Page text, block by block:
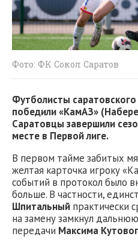
Фото: ФК Сокол Саратов
Футболисты саратовского
победили «КамАЗ»
Саратовцы завершили
месте в Первой лиге.
В первом тайме забитых
желтая карточка игроку
событий в протокол было
больше. В частности,
Шпитальный практически
на замену замкнул
передачи Максима